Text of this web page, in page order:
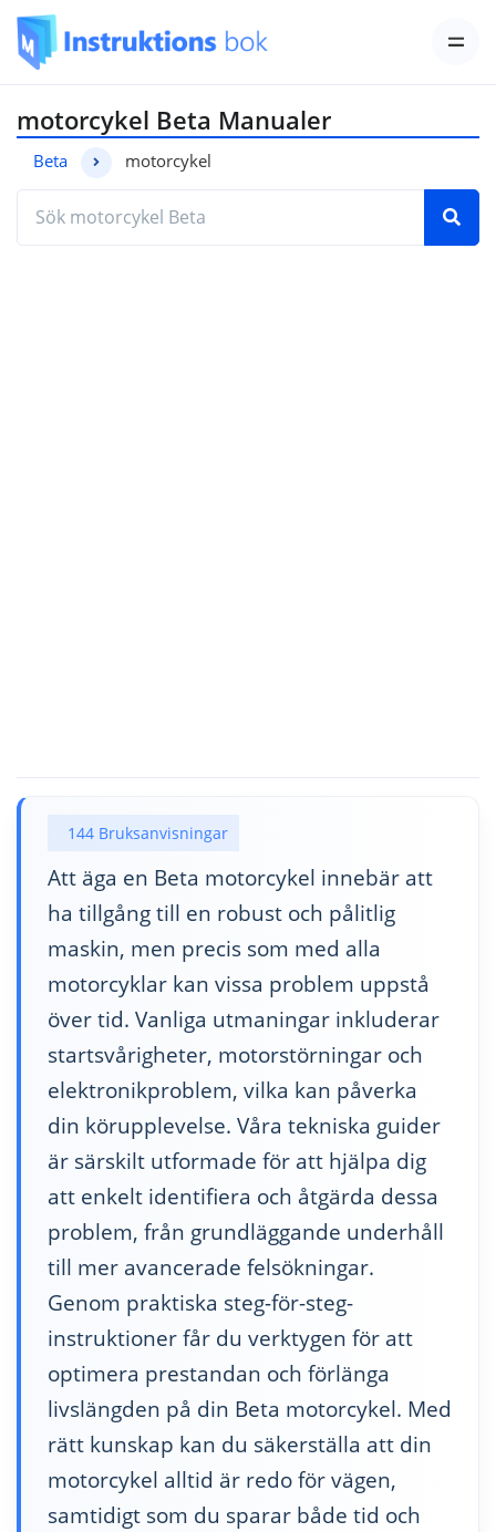
motorcykel Beta Manualer
Beta motorcykel
144 Bruksanvisningar
Att äga en Beta motorcykel innebär att
ha tillgång till en robust och pålitlig
maskin, men precis som med alla
motorcyklar kan vissa problem uppstå
över tid. Vanliga utmaningar inkluderar
startsvårigheter, motorstörningar och
elektronikproblem, vilka kan påverka
din körupplevelse. Våra tekniska guider
är särskilt utformade för att hjälpa dig
att enkelt identifiera och åtgärda dessa
problem, från grundläggande underhåll
till mer avancerade felsökningar.
Genom praktiska steg-för-steg-
instruktioner får du verktygen för att
optimera prestandan och förlänga
livslängden på din Beta motorcykel. Med
rätt kunskap kan du säkerställa att din
motorcykel alltid är redo för vägen,
samtidigt som du sparar både tid och